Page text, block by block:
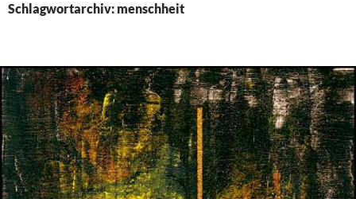
Schlagwortarchiv: menschheit